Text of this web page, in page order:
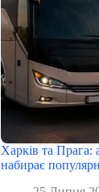
Харків та Прага:
набирає